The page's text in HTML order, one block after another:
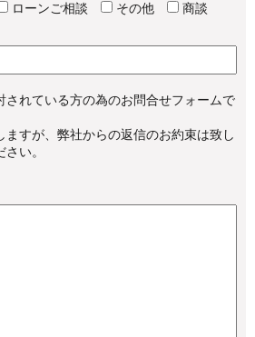
ローンご相談 その他
商談
されている方の為のお問合せフォームで
ますが、弊社からの返信のお約束は致し
い。